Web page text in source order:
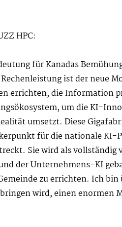
HPC:
für Kanadas
ist der neue
errichten, die Information
um die KI-
umsetzt. Diese
für die nationale
Sie wird als
der Unternehmens-KI
zu errichten. Ich
wird, einen enormen